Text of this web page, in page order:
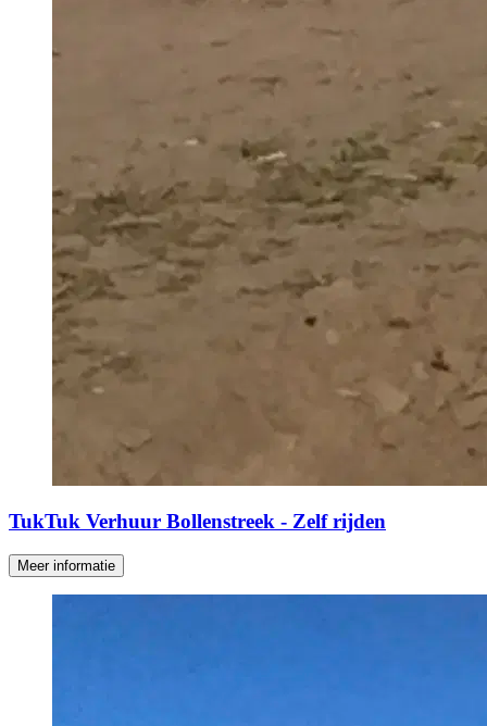
TukTuk Verhuur Bollenstreek - Zelf rijden
Meer informatie